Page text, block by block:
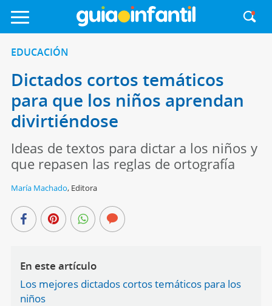
EDUCACIÓN
Dictados cortos temáticos
para que los niños aprendan
divirtiéndose
Ideas de textos para dictar a los niños y
que repasen las reglas de ortografía
María Machado, Editora
En este artículo
Los mejores dictados cortos temáticos para los
niños